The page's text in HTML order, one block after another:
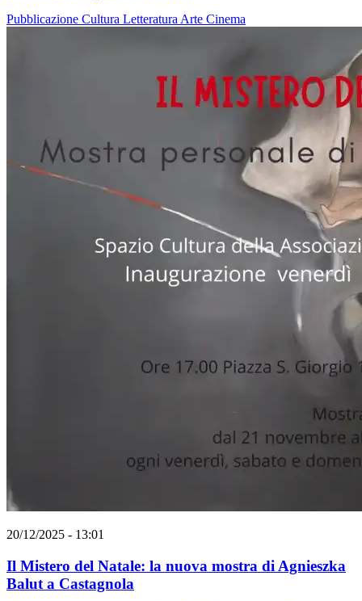
Pubblicazione Cultura LetteraturaArte Cinema
20/12/2025 - 13:01
Il Mistero del Natale: la nuova mostra di Agnieszka
Balut a Castagnola